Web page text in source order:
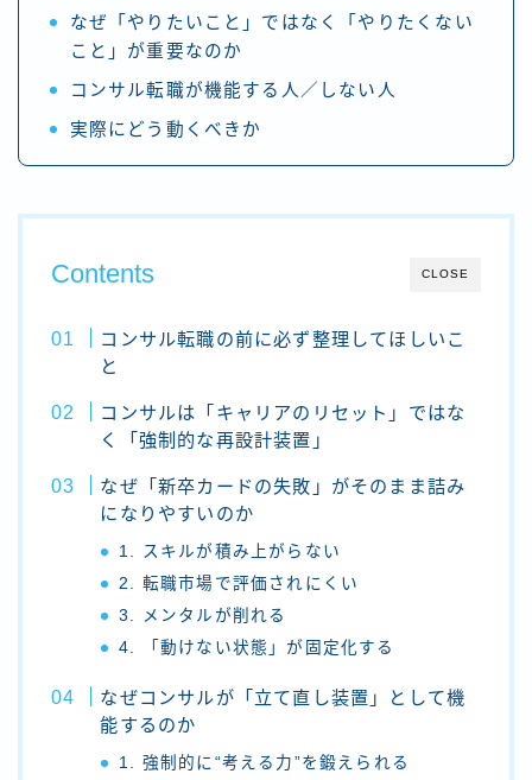
なぜ「やりたいこと」ではなく「やりたくない
こと」が重要なのか
コンサル転職が機能する人／しない人
実際にどう動くべきか
CLOSE
Contents
コンサル転職の前に必ず整理してほしいこ
と
コンサルは「キャリアのリセット」ではな
く「強制的な再設計装置」
なぜ「新卒カードの失敗」がそのまま詰み
になりやすいのか
1. スキルが積み上がらない
2. 転職市場で評価されにくい
3. メンタルが削れる
4. 「動けない状態」が固定化する
なぜコンサルが「立て直し装置」として機
能するのか
1. 強制的に“考える力”を鍛えられる